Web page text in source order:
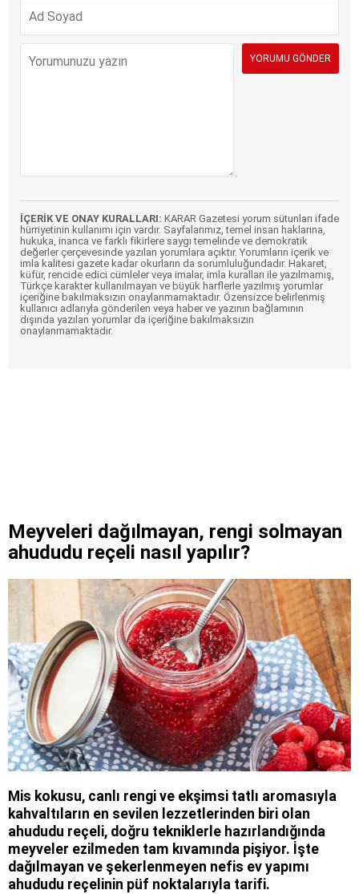
İÇERİK VE ONAY KURALLARI: KARAR Gazetesi yorum sütunları ifade
hürriyetinin kullanımı için vardır. Sayfalarımız, temel insan haklarına,
hukuka, inanca ve farklı fikirlere saygı temelinde ve demokratik
değerler çerçevesinde yazılan yorumlara açıktır. Yorumların içerik ve
imla kalitesi gazete kadar okurların da sorumluluğundadır. Hakaret,
küfür, rencide edici cümleler veya imalar, imla kuralları ile yazılmamış,
Türkçe karakter kullanılmayan ve büyük harflerle yazılmış yorumlar
içeriğine bakılmaksızın onaylanmamaktadır. Özensizce belirlenmiş
kullanıcı adlarıyla gönderilen veya haber ve yazının bağlamının
dışında yazılan yorumlar da içeriğine bakılmaksızın
onaylanmamaktadır.
Meyveleri dağılmayan, rengi solmayan
ahududu reçeli nasıl yapılır?
Mis kokusu, canlı rengi ve ekşimsi tatlı aromasıyla
kahvaltıların en sevilen lezzetlerinden biri olan
ahududu reçeli, doğru tekniklerle hazırlandığında
meyveler ezilmeden tam kıvamında pişiyor. İşte
dağılmayan ve şekerlenmeyen nefis ev yapımı
ahududu reçelinin püf noktalarıyla tarifi.